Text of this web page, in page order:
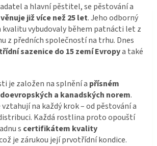
a hlavní pěstitel, se pěstování a
věnuje již více než 25 let. Jeho odborný
kvalitu vybudovaly během patnácti let z
z předních společností na trhu. Dnes
sazenice do 15 zemí Evropya také
je založen na splnění a přísném
a kanadských norem.
na každý krok – od pěstování a
Každá rostlina proto opouští
s certifikátem kvality
je zárukou její prvotřídní kondice.